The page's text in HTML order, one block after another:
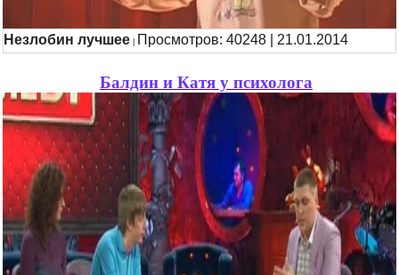
Незлобин лучшее Просмотров: 40248 | 21.01.2014
Балдин и Катя у психолога